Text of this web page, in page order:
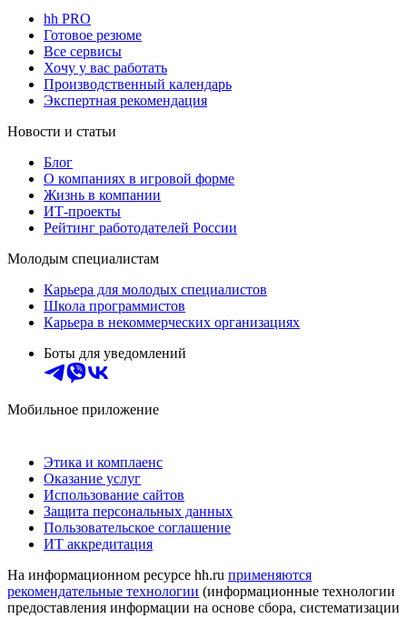
hh PRO
Готовое резюме
Все сервисы
Хочу у вас работать
Производственный календарь
Экспертная рекомендация
Новости и статьи
Блог
О компаниях в игровой форме
Жизнь в компании
ИТ-проекты
Рейтинг работодателей России
Молодым специалистам
Карьера для молодых специалистов
Школа программистов
Карьера в некоммерческих организациях
Боты для уведомлений
Мобильное приложение
Этика и комплаенс
Оказание услуг
Использование сайтов
Защита персональных данных
Пользовательское соглашение
ИТ аккредитация
На информационном ресурсе hh.ru применяются
рекомендательные технологии (информационные технологии
предоставления информации на основе сбора, систематизации